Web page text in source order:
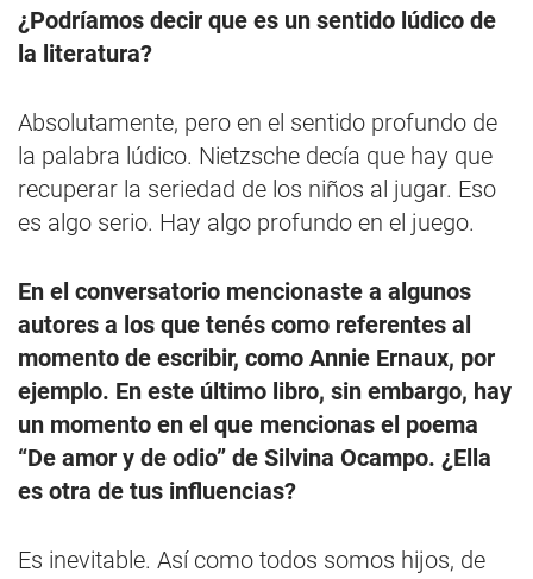
¿Podríamos decir que es un sentido lúdico de
la literatura?
Absolutamente, pero en el sentido profundo de
la palabra lúdico. Nietzsche decía que hay que
recuperar la seriedad de los niños al jugar. Eso
es algo serio. Hay algo profundo en el juego.
En el conversatorio mencionaste a algunos
autores a los que tenés como referentes al
momento de escribir, como Annie Ernaux, por
ejemplo. En este último libro, sin embargo, hay
un momento en el que mencionas el poema
“De amor y de odio” de Silvina Ocampo. ¿Ella
es otra de tus influencias?
Es inevitable. Así como todos somos hijos, de